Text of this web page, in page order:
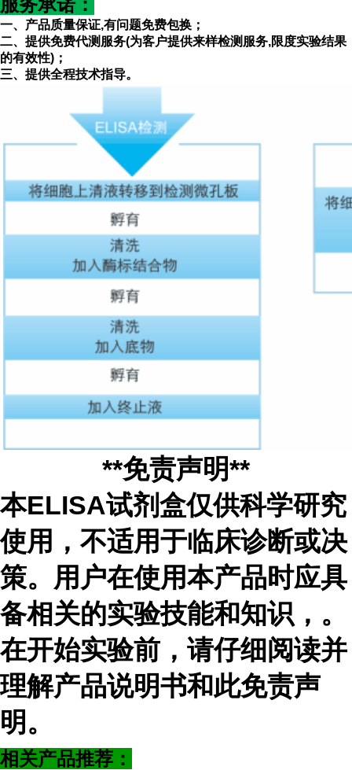
一、产品质量保证,有问题免费包换；
二、提供免费代测服务(为客户提供来样检测服务,限度实验结果
的有效性)；
三、提供全程技术指导。
**免责声明**
本ELISA试剂盒仅供科学研究
使用，不适用于临床诊断或决
策。用户在使用本产品时应具
备相关的实验技能和知识， 。
在开始实验前，请仔细阅读并
理解产品说明书和此免责声
明。
相关产品推荐：